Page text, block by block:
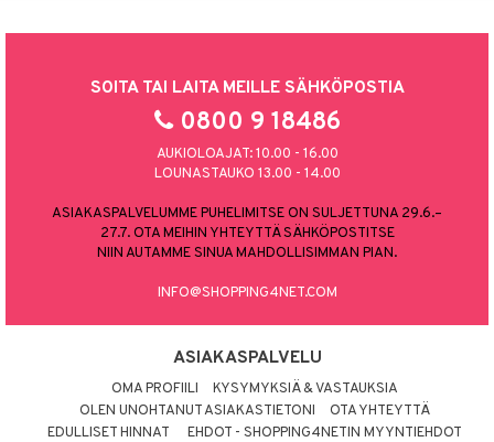
SOITA TAI LAITA MEILLE SÄHKÖPOSTIA
0800 9 18486
AUKIOLOAJAT: 10.00 - 16.00
LOUNASTAUKO 13.00 - 14.00
ASIAKASPALVELUMME PUHELIMITSE ON SULJETTUNA 29.6.–
27.7. OTA MEIHIN YHTEYTTÄ SÄHKÖPOSTITSE
NIIN AUTAMME SINUA MAHDOLLISIMMAN PIAN.
INFO@SHOPPING4NET.COM
ASIAKASPALVELU
OMA PROFIILI
KYSYMYKSIÄ & VASTAUKSIA
OLEN UNOHTANUT ASIAKASTIETONI
OTA YHTEYTTÄ
EDULLISET HINNAT
EHDOT - SHOPPING4NETIN MYYNTIEHDOT